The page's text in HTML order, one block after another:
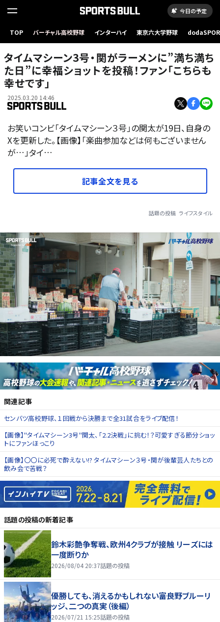
今日の予定
TOP バーチャル高校野球 インターハイ 東京六大学野球
タイムマシーン3号・関がラーメンに”満ち満ち
た日”に幸福ショットを投稿！ファン「こちらも
幸せです」
2025.03.20 14:46
お笑いコンビ「タイムマシーン３号」の関太が19日、自身の
Xを更新した。【画像】「楽曲参加などは何もございません
が…」タイ…
記事全文を見る
話題の投稿 ライフスタイル
関連記事
センバツ高校野球、１回戦から決勝まで全31試合をライブ配信！
【画像】"タイムマシーン3号"関太、「2.2決戦」に挑む！？可愛すぎる節分ショッ
トにファンほっこり
【画像】〇〇に必死で酔えない!? タイムマシーン３号・関が後輩芸人たちとの
飲み会で苦戦？
話題の投稿の新着記事
鈴木彩艶争奪戦、欧州4クラブが接触 リーズには
一度断りか
2026/08/04 20:37話題の投稿
優勝しても、消えるかもしれない――富良野ブルーリ
ッジ、二つの真実（後編）
2026/07/21 15:25話題の投稿